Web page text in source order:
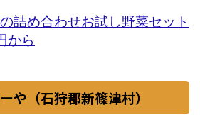
詰め合わせお試し野菜セット
から
や（石狩郡新篠津村）